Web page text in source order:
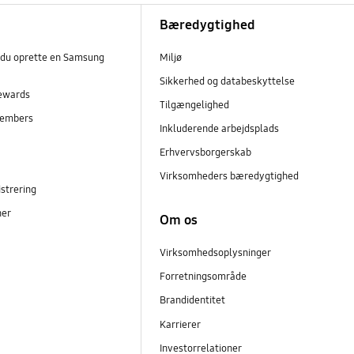
oprette en Samsung
Bæredygtighed
Miljø
Sikkerhed og databeskyttelse
Tilgængelighed
Inkluderende arbejdsplads
Erhvervsborgerskab
Virksomheders bæredygtighed
Om os
Virksomhedsoplysninger
Forretningsområde
Brandidentitet
Karrierer
Investorrelationer